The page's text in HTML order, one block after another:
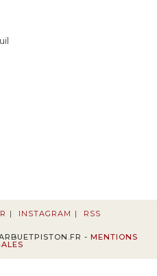
INSTAGRAM RSS
- MENTIONS